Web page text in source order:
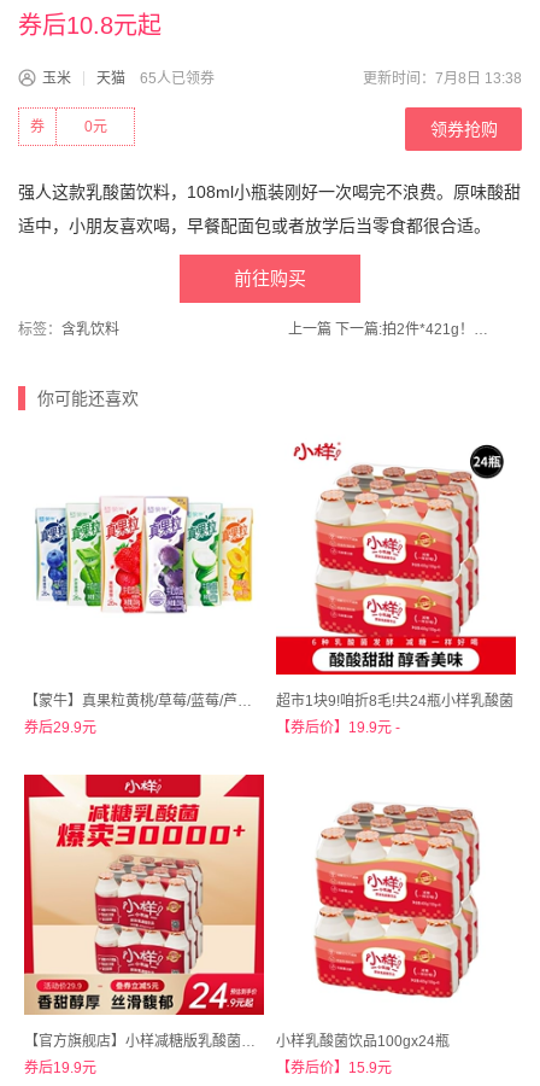
券后10.8元起
玉米 天猫 65人已领券 更新时间：7月8日 13:38
0元
券 领券抢购
强人这款乳酸菌饮料，108ml小瓶装刚好一次喝完不浪费。原味酸甜
适中，小朋友喜欢喝，早餐配面包或者放学后当零食都很合适。
前往购买
标签： 含乳饮料 上一篇 下一篇: 拍2件*421g！清多多手工纯鱼丸现做现发
你可能还喜欢
【蒙牛】真果粒黄桃/草莓/蓝莓/芦荟/椰果牛奶饮品250*12包
券后29.9元
超市1块9!咱折8毛!共24瓶小样乳酸菌
【券后价】19.9元 -
【官方旗舰店】小样减糖版乳酸菌饮品100ml*24瓶
券后19.9元
小样乳酸菌饮品100gx24瓶
【券后价】15.9元